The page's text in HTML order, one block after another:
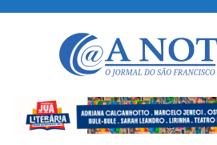
A Noticia Do Vale